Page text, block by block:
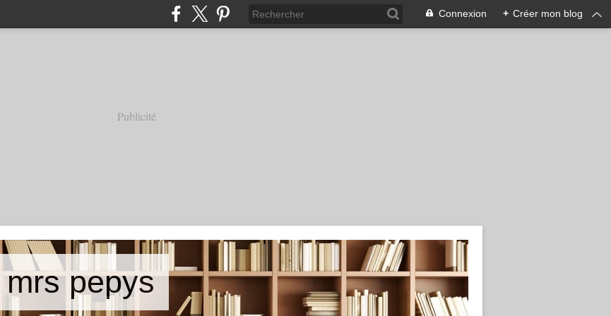
Connexion + Créer mon blog
Publicité
pepys